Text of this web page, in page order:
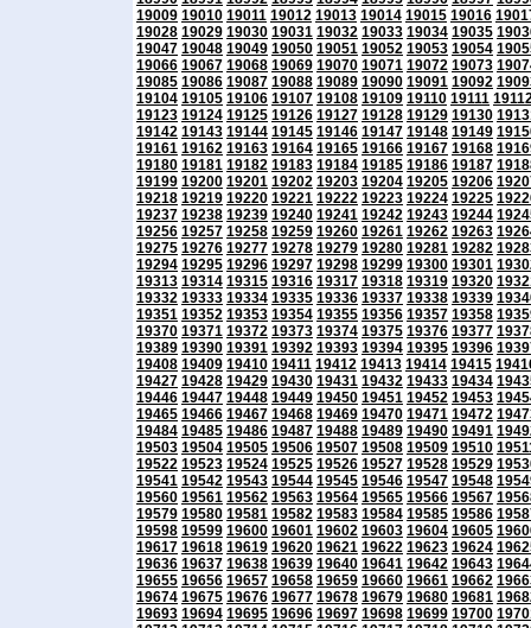
19009 19010 19011 19012 19013 19014 19015 19016
19028 19029 19030 19031 19032 19033 19034 19035
19047 19048 19049 19050 19051 19052 19053 19054
19066 19067 19068 19069 19070 19071 19072 19073
19085 19086 19087 19088 19089 19090 19091 19092
19104 19105 19106 19107 19108 19109 19110 19111
19123 19124 19125 19126 19127 19128 19129 19130
19142 19143 19144 19145 19146 19147 19148 19149
19161 19162 19163 19164 19165 19166 19167 19168
19180 19181 19182 19183 19184 19185 19186 19187
19199 19200 19201 19202 19203 19204 19205 19206
19218 19219 19220 19221 19222 19223 19224 19225
19237 19238 19239 19240 19241 19242 19243 19244
19256 19257 19258 19259 19260 19261 19262 19263
19275 19276 19277 19278 19279 19280 19281 19282
19294 19295 19296 19297 19298 19299 19300 19301
19313 19314 19315 19316 19317 19318 19319 19320
19332 19333 19334 19335 19336 19337 19338 19339
19351 19352 19353 19354 19355 19356 19357 19358
19370 19371 19372 19373 19374 19375 19376 19377
19389 19390 19391 19392 19393 19394 19395 19396
19408 19409 19410 19411 19412 19413 19414 19415
19427 19428 19429 19430 19431 19432 19433 19434
19446 19447 19448 19449 19450 19451 19452 19453
19465 19466 19467 19468 19469 19470 19471 19472
19484 19485 19486 19487 19488 19489 19490 19491
19503 19504 19505 19506 19507 19508 19509 19510
19522 19523 19524 19525 19526 19527 19528 19529
19541 19542 19543 19544 19545 19546 19547 19548
19560 19561 19562 19563 19564 19565 19566 19567
19579 19580 19581 19582 19583 19584 19585 19586
19598 19599 19600 19601 19602 19603 19604 19605
19617 19618 19619 19620 19621 19622 19623 19624
19636 19637 19638 19639 19640 19641 19642 19643
19655 19656 19657 19658 19659 19660 19661 19662
19674 19675 19676 19677 19678 19679 19680 19681
19693 19694 19695 19696 19697 19698 19699 19700